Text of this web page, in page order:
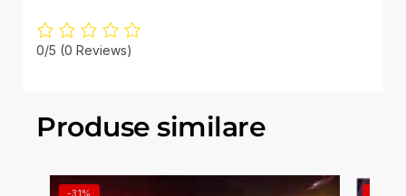
0/5 (0 Reviews)
Produse similare
-31%